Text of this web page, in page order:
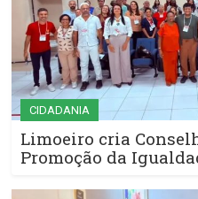
CIDADANIA
Limoeiro cria
Promoção da